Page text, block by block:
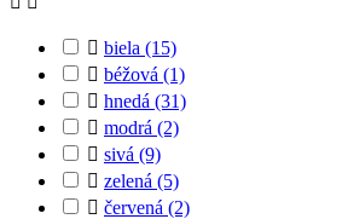
 biela (15)
 béžová (1)
 hnedá (31)
 modrá (2)
 sivá (9)
 zelená (5)
 červená (2)